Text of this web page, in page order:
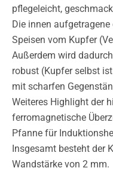
pflegeleicht,
Die innen
Speisen vom Kupfer
Außerdem wird
robust (Kupfer selbst
mit scharfen
Weiteres Highlight der
ferromagnetische
Pfanne für
Insgesamt besteht der
Wandstärke von 2 mm.